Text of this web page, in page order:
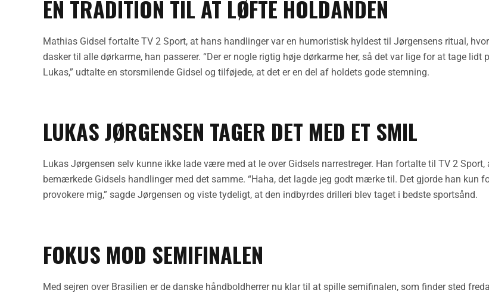
EN TRADITION TIL AT LØFTE HOLDÅNDEN
Mathias Gidsel fortalte TV 2 Sport, at hans handlinger var en humoristisk hyldest til Jørgensens ritual,
dasker til alle dørkarme, han passerer. “Der er nogle rigtig høje dørkarme her, så det var lige for at tage lidt
Lukas,” udtalte en storsmilende Gidsel og tilføjede, at det er en del af holdets gode stemning.
LUKAS JØRGENSEN TAGER DET MED ET SMIL
Lukas Jørgensen selv kunne ikke lade være med at le over Gidsels narrestreger. Han fortalte til TV 2 Sport,
bemærkede Gidsels handlinger med det samme. “Haha, det lagde jeg godt mærke til. Det gjorde han kun
provokere mig,” sagde Jørgensen og viste tydeligt, at den indbyrdes drilleri blev taget i bedste sportsånd.
FOKUS MOD SEMIFINALEN
Med sejren over Brasilien er de danske håndboldherrer nu klar til at spille semifinalen, som finder sted